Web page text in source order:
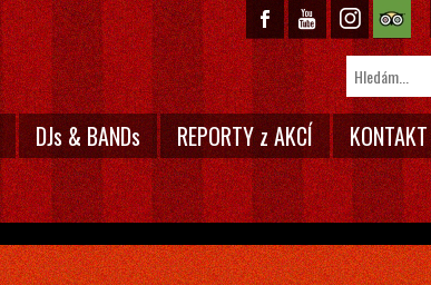
DJs & BANDs REPORTY z AKCÍ KONTAKT